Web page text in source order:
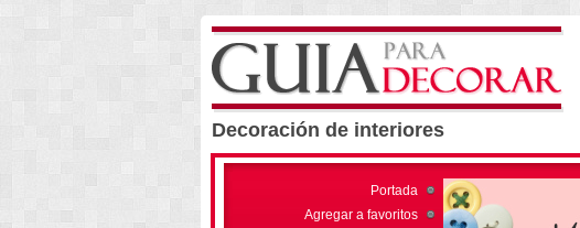
Decoración de interiores
Portada
Agregar a favoritos